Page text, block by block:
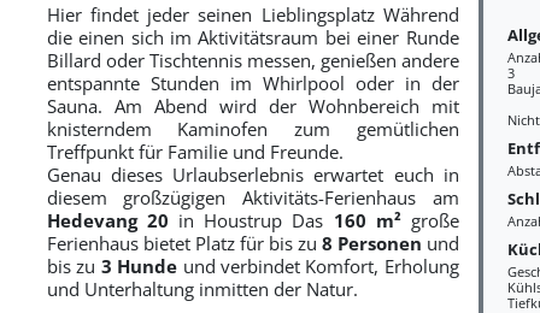
3
Hier findet jeder seinen Lieblingsplatz Während
die einen sich im Aktivitätsraum bei einer Runde
Billard oder Tischtennis messen, genießen andere
entspannte Stunden im Whirlpool oder in der
Sauna. Am Abend wird der Wohnbereich mit
knisterndem Kaminofen zum gemütlichen
Treffpunkt für Familie und Freunde.
Genau dieses Urlaubserlebnis erwartet euch in
diesem großzügigen Aktivitäts-Ferienhaus am
Hedevang 20 in Houstrup Das 160 m²große
Ferienhaus bietet Platz für bis zu 8 Personen und
bis zu 3 Hunde und verbindet Komfort, Erholung
und Unterhaltung inmitten der Natur.